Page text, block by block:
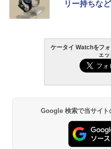
リー持ちな
ケータイ Watchをフ
ェッ
Google 検索で当サイト